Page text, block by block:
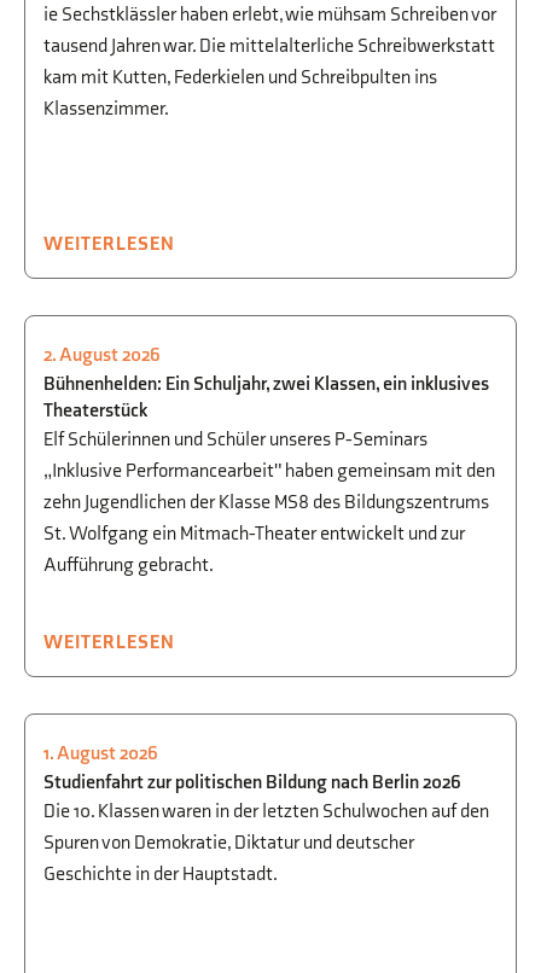
ie Sechstklässler haben erlebt, wie mühsam Schreiben vor
tausend Jahren war. Die mittelalterliche Schreibwerkstatt
kam mit Kutten, Federkielen und Schreibpulten ins
Klassenzimmer.
WEITERLESEN
UNTERRICHTSENTWICKLUNG &
FÖRDERUNG ,SCHÜLER FÜR SCHÜLER,
P-/W-SEMINAR, THEATER
2. August 2026
Bühnenhelden: Ein Schuljahr, zwei Klassen, ein inklusives
Theaterstück
Elf Schülerinnen und Schüler unseres P-Seminars
„Inklusive Performancearbeit" haben gemeinsam mit den
zehn Jugendlichen der Klasse MS8 des Bildungszentrums
St. Wolfgang ein Mitmach-Theater entwickelt und zur
Aufführung gebracht.
WEITERLESEN
GESELLSCHAFTSWISSENSCHAFTEN
AUSFLÜGE
1. August 2026
Studienfahrt zur politischen Bildung nach Berlin 2026
Die 10. Klassen waren in der letzten Schulwochen auf den
Spuren von Demokratie, Diktatur und deutscher
Geschichte in der Hauptstadt.